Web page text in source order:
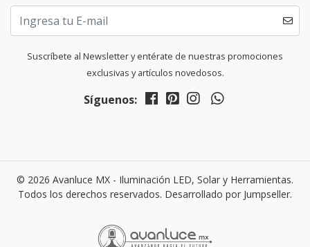
Suscríbete al Newsletter y entérate de nuestras promociones
exclusivas y artículos novedosos.
Síguenos:
© 2026 Avanluce MX - Iluminación LED, Solar y Herramientas.
Todos los derechos reservados. Desarrollado por Jumpseller.